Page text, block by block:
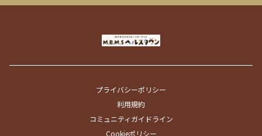
プライバシーポリシー
利用規約
コミュニティガイドライン
Cookieポリシー